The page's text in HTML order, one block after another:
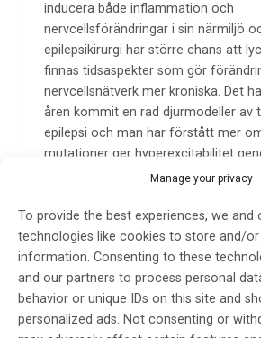
Manage your privacy
To provide the best experiences, we and
technologies like cookies to store and/
information. Consenting to these
and our partners to process personal
behavior or unique IDs on this site and
personalized ads. Not consenting or
inducera både inflammation och
nervcellsförändringar i sin närmiljö
epilepsikirurgi har större chans att
finnas tidsaspekter som gör
nervcellsnätverk mer kroniska. Det
åren kommit en rad djurmodeller av
epilepsi och man har förstått mer
mutationer ger hyperexcitabilitet
på vikten av glioneuronala nätverk.
glutamatantagonister är några
utvärderas för närvarande.
Det sista föredraget inom temat
av Tony Marson, Storbritannien,